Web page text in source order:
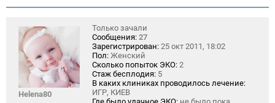
Helena80
Только зачали
Сообщения: 27
Зарегистрирован: 25 окт 2011, 18:02
Пол: Женский
Сколько попыток ЭКО: 2
Стаж бесплодия: 5
В каких клиниках проводилось лечение:
ИГР, КИЕВ